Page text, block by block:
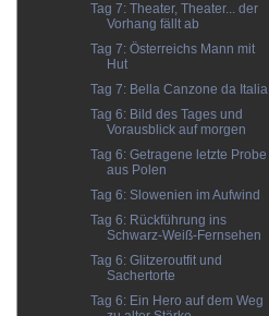
Tag 7: Theater, Theater... der
Vorhang fällt ab
Tag 7: Österreichs Mann mit
Hut
Tag 7: Bella Canzone da Italia
Tag 6: Bild des Tages und
Vorausblick auf morgen
Tag 6: Getragene letzte Probe
aus Polen
Tag 6: Slowenien im Aufwind
Tag 6: Rückführung ins
Schwarz-Weiß-Fernsehen
Tag 6: Glitzeroutfit und
Sachertorte
Tag 6: Ein Hero auf dem Weg